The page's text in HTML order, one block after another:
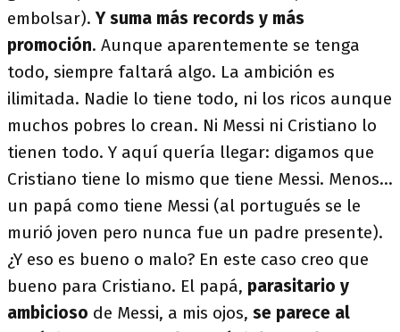
embolsar). Y suma más records y más
promoción. Aunque aparentemente se tenga
todo, siempre faltará algo. La ambición es
ilimitada. Nadie lo tiene todo, ni los ricos aunque
muchos pobres lo crean. Ni Messi ni Cristiano lo
tienen todo. Y aquí quería llegar: digamos que
Cristiano tiene lo mismo que tiene Messi. Menos...
un papá como tiene Messi (al portugués se le
murió joven pero nunca fue un padre presente).
¿Y eso es bueno o malo? En este caso creo que
bueno para Cristiano. El papá, parasitario y
ambicioso de Messi, a mis ojos, se parece al